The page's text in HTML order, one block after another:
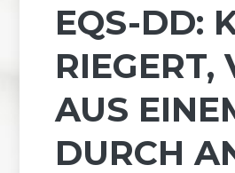
EQS-DD:
RIEGERT,
US
URCH